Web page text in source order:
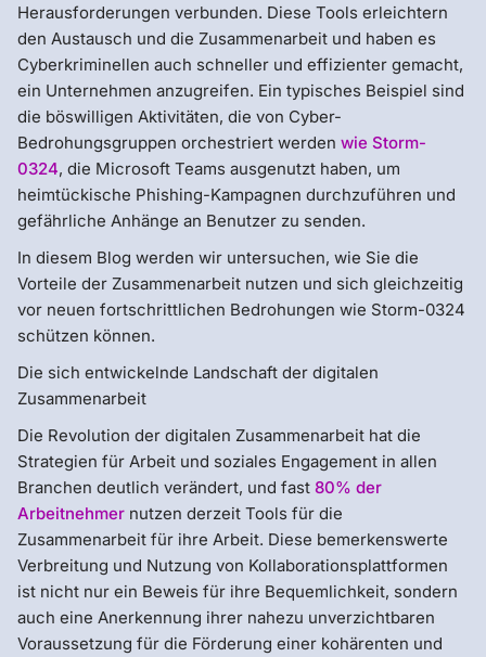
Herausforderungen verbunden. Diese Tools erleichtern
den Austausch und die Zusammenarbeit und haben es
Cyberkriminellen auch schneller und effizienter gemacht,
ein Unternehmen anzugreifen. Ein typisches Beispiel sind
die böswilligen Aktivitäten, die von Cyber-
Bedrohungsgruppen orchestriert werden wie Storm-
0324, die Microsoft Teams ausgenutzt haben, um
heimtückische Phishing-Kampagnen durchzuführen und
gefährliche Anhänge an Benutzer zu senden.
In diesem Blog werden wir untersuchen, wie Sie die
Vorteile der Zusammenarbeit nutzen und sich gleichzeitig
vor neuen fortschrittlichen Bedrohungen wie Storm-0324
schützen können.
Die sich entwickelnde Landschaft der digitalen
Zusammenarbeit
Die Revolution der digitalen Zusammenarbeit hat die
Strategien für Arbeit und soziales Engagement in allen
Branchen deutlich verändert, und fast 80% der
Arbeitnehmer nutzen derzeit Tools für die
Zusammenarbeit für ihre Arbeit. Diese bemerkenswerte
Verbreitung und Nutzung von Kollaborationsplattformen
ist nicht nur ein Beweis für ihre Bequemlichkeit, sondern
auch eine Anerkennung ihrer nahezu unverzichtbaren
Voraussetzung für die Förderung einer kohärenten und